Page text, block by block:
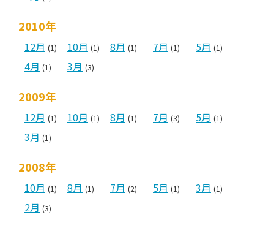
2010年
12月 (1) 10月 (1) 8月 (1) 7月 (1) 5月 (1)
4月 (1) 3月 (3)
2009年
12月 (1) 10月 (1) 8月 (1) 7月 (3) 5月 (1)
3月 (1)
2008年
10月 (1) 8月 (1) 7月 (2) 5月 (1) 3月 (1)
2月 (3)